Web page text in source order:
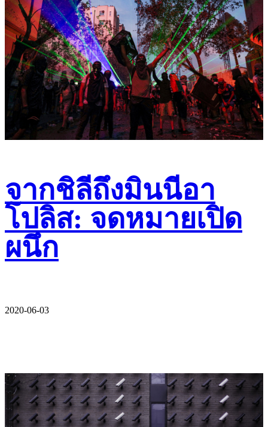
จากชิลีถึงมินนีอา
โปลิส: จดหมายเปิด
ผนึก
2020-06-03